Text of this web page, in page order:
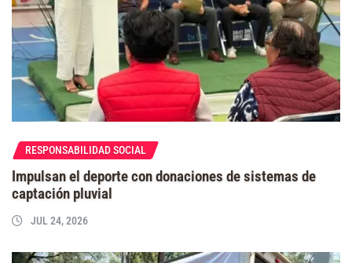
RESPONSABILIDAD SOCIAL
Impulsan el deporte con donaciones de sistemas de
captación pluvial
JUL 24, 2026